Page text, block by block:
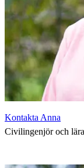
Kontakta Anna
Civilingenjör och